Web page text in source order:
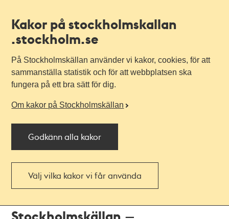
Kakor på stockholmskallan
.stockholm.se
På Stockholmskällan använder vi kakor, cookies, för att
sammanställa statistik och för att webbplatsen ska
fungera på ett bra sätt för dig.
Om kakor på Stockholmskällan
Godkänn alla kakor
Välj vilka kakor vi får använda